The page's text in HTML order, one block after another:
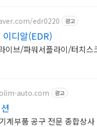
edr0220 광고
이디알(EDR)
이브/파워서플라이/터치
auto.com 광고
계부품 공구 전문 종합상사